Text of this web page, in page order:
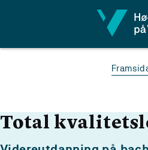
Total